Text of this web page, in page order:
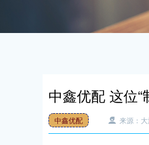
中鑫优配 这位
中鑫优配 来源：